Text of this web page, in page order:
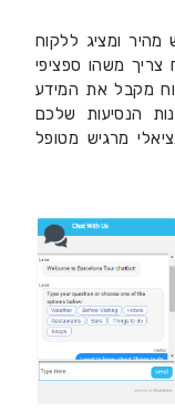
מהיר ומציג ללקוח
משהו ספציפי
מקבל את המידע
הנסיעות שלכם
מרגיש מטופל